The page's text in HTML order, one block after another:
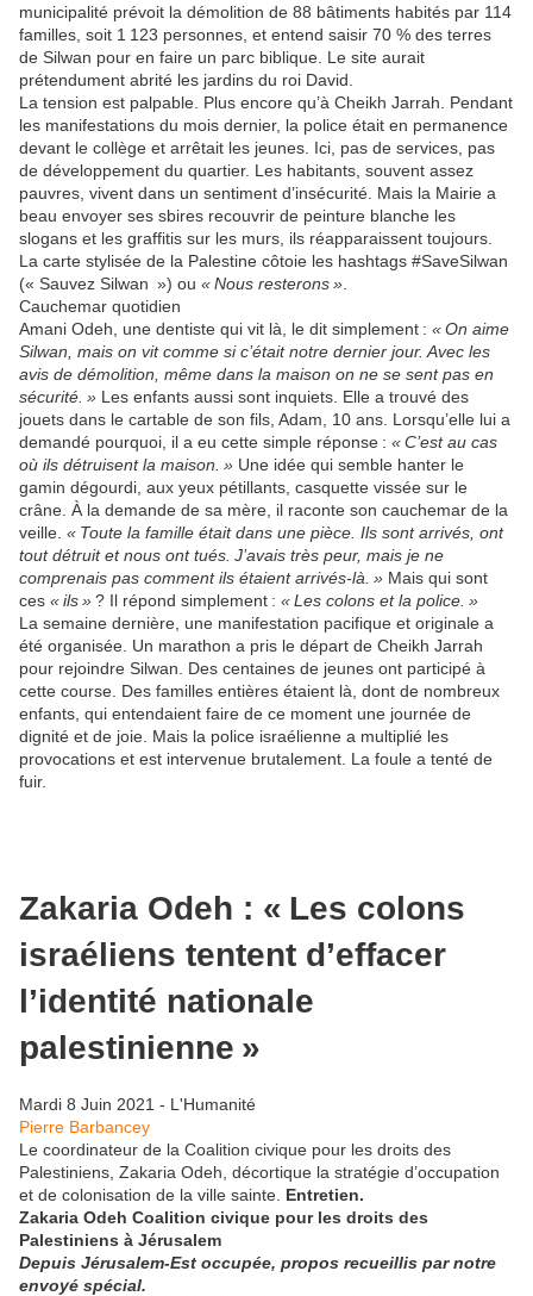
municipalité prévoit la démolition de 88 bâtiments habités par 114
familles, soit 1 123 personnes, et entend saisir 70 % des terres
de Silwan pour en faire un parc biblique. Le site aurait
prétendument abrité les jardins du roi David.
La tension est palpable. Plus encore qu’à Cheikh Jarrah. Pendant
les manifestations du mois dernier, la police était en permanence
devant le collège et arrêtait les jeunes. Ici, pas de services, pas
de développement du quartier. Les habitants, souvent assez
pauvres, vivent dans un sentiment d’insécurité. Mais la Mairie a
beau envoyer ses sbires recouvrir de peinture blanche les
slogans et les graffitis sur les murs, ils réapparaissent toujours.
La carte stylisée de la Palestine côtoie les hashtags #SaveSilwan
(« Sauvez Silwan ») ou « Nous resterons ».
Cauchemar quotidien
Amani Odeh, une dentiste qui vit là, le dit simplement : « On aime
Silwan, mais on vit comme si c’était notre dernier jour. Avec les
avis de démolition, même dans la maison on ne se sent pas en
sécurité. » Les enfants aussi sont inquiets. Elle a trouvé des
jouets dans le cartable de son fils, Adam, 10 ans. Lorsqu’elle lui a
demandé pourquoi, il a eu cette simple réponse : « C’est au cas
où ils détruisent la maison. » Une idée qui semble hanter le
gamin dégourdi, aux yeux pétillants, casquette vissée sur le
crâne. À la demande de sa mère, il raconte son cauchemar de la
veille. « Toute la famille était dans une pièce. Ils sont arrivés, ont
tout détruit et nous ont tués. J’avais très peur, mais je ne
comprenais pas comment ils étaient arrivés-là. » Mais qui sont
ces « ils »? Il répond simplement : « Les colons et la police. »
La semaine dernière, une manifestation pacifique et originale a
été organisée. Un marathon a pris le départ de Cheikh Jarrah
pour rejoindre Silwan. Des centaines de jeunes ont participé à
cette course. Des familles entières étaient là, dont de nombreux
enfants, qui entendaient faire de ce moment une journée de
dignité et de joie. Mais la police israélienne a multiplié les
provocations et est intervenue brutalement. La foule a tenté de
fuir.
Zakaria Odeh : « Les colons
israéliens tentent d’effacer
l’identité nationale
palestinienne »
Mardi 8 Juin 2021 - L'Humanité
Pierre Barbancey
Le coordinateur de la Coalition civique pour les droits des
Palestiniens, Zakaria Odeh, décortique la stratégie d’occupation
et de colonisation de la ville sainte. Entretien.
Zakaria Odeh Coalition civique pour les droits des
Palestiniens à Jérusalem
Depuis Jérusalem-Est occupée, propos recueillis par notre
envoyé spécial.